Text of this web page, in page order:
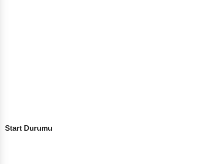
Start Durumu